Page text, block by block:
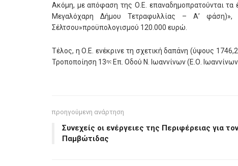
Ακόμη, με απόφαση της Ο.Ε. επαναδημοπρατούνται
Μεγαλόχαρη Δήμου Τετραφυλλίας – Α’
Σέλτσου»προϋπολογισμού 120.000 ευρώ.
Τέλος, η Ο.Ε. ενέκρινε τη σχετική δαπάνη (ύψους
Τροποποίηση 13 ης Επ. Οδού Ν. Ιωαννίνων (Ε.Ο.
προηγούμενη ανάρτηση
Συνεχείς οι ενέργειες της Περιφέρειας για
Παμβώτιδας